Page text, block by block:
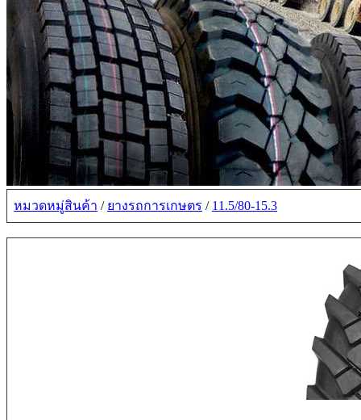
หมวดหมู่สินค้า / ยางรถการเกษตร / 11.5/80-15.3